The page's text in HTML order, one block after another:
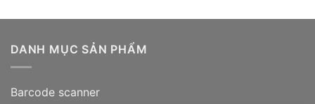
DANH MỤC SẢN PHẨM
Barcode scanner